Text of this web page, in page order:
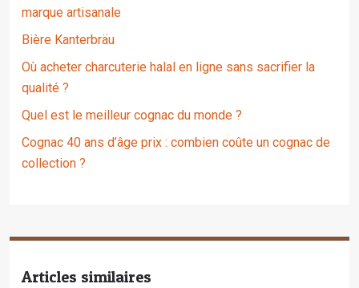
marque artisanale
Bière Kanterbräu
Où acheter charcuterie halal en ligne sans sacrifier la
qualité ?
Quel est le meilleur cognac du monde ?
Cognac 40 ans d’âge prix : combien coûte un cognac de
collection ?
Articles similaires